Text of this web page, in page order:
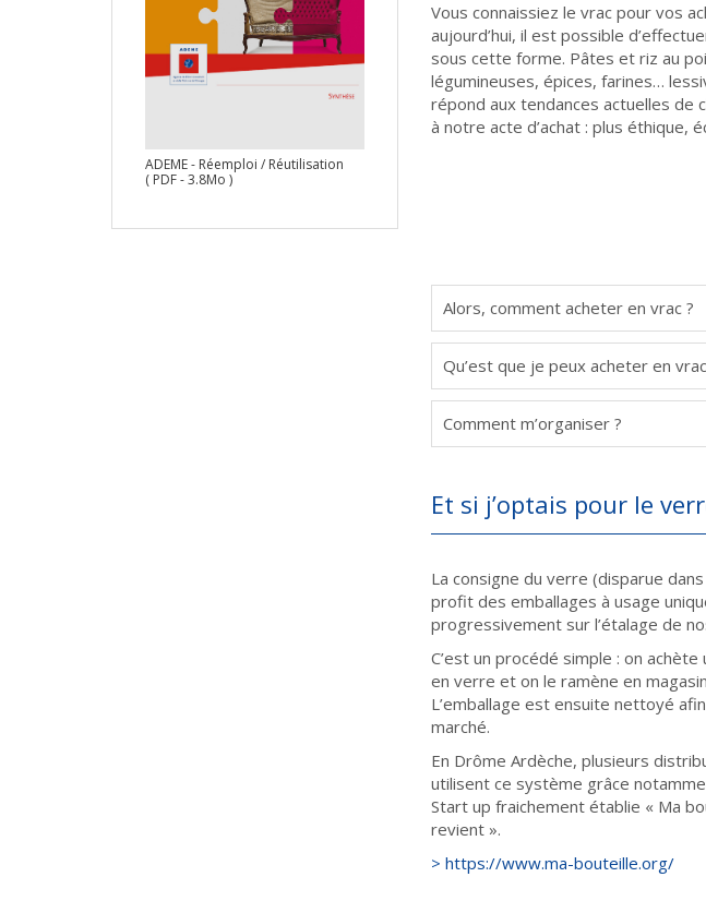
ADEME - Réemploi / Réutilisation
( PDF - 3.8Mo )
Vous connaissiez le vrac pour vos
aujourd’hui, il est possible
sous cette forme. Pâtes et riz au
légumineuses, épices, farines…
répond aux tendances actuelles de
à notre acte d’achat : plus éthique,
Alors, comment acheter en vrac ?
Qu’est que je peux acheter en
Comment m’organiser ?
Et si j’optais pour le
La consigne du verre (disparue
profit des emballages à usage
progressivement sur l’étalage de
C’est un procédé simple : on
en verre et on le ramène en
L’emballage est ensuite nettoyé
marché.
En Drôme Ardèche, plusieurs
utilisent ce système grâce
Start up fraichement établie « Ma
revient ».
> https://www.ma-bouteille.org/